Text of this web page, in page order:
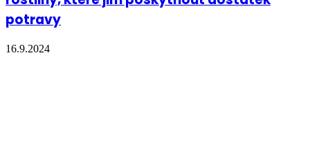
potravy
16.9.2024